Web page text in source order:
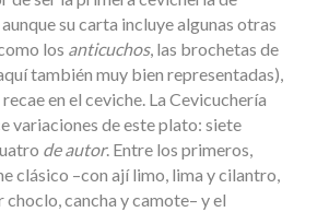
su carta incluye algunas otras
los anticuchos, las brochetas de
también muy bien representadas),
en el ceviche. La Cevicuchería
variaciones de este plato: siete
de autor. Entre los primeros,
clásico –con ají limo, lima y cilantro,
cancha y camote– y el